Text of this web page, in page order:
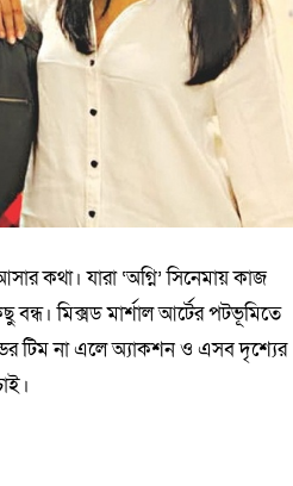
কথা। যারা ‘অগ্নি’ সিনেমায় কাজ
মিক্সড মার্শাল আর্টের পটভূমিতে
টিম না এলে অ্যাকশন ও এসব দৃশ্যের